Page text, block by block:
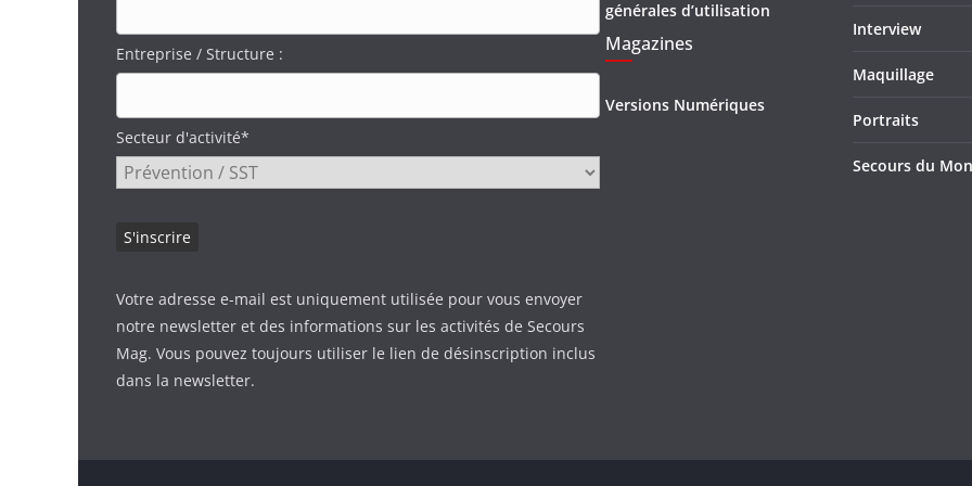
Entreprise / Structure :
Secteur d'activité*
Votre adresse e-mail est uniquement utilisée pour vous envoyer
notre newsletter et des informations sur les activités de Secours
Mag. Vous pouvez toujours utiliser le lien de désinscription inclus
dans la newsletter.
générales d’utilisation
Magazines
Versions Numériques
Interview
Maquillage
Portraits
Secours du